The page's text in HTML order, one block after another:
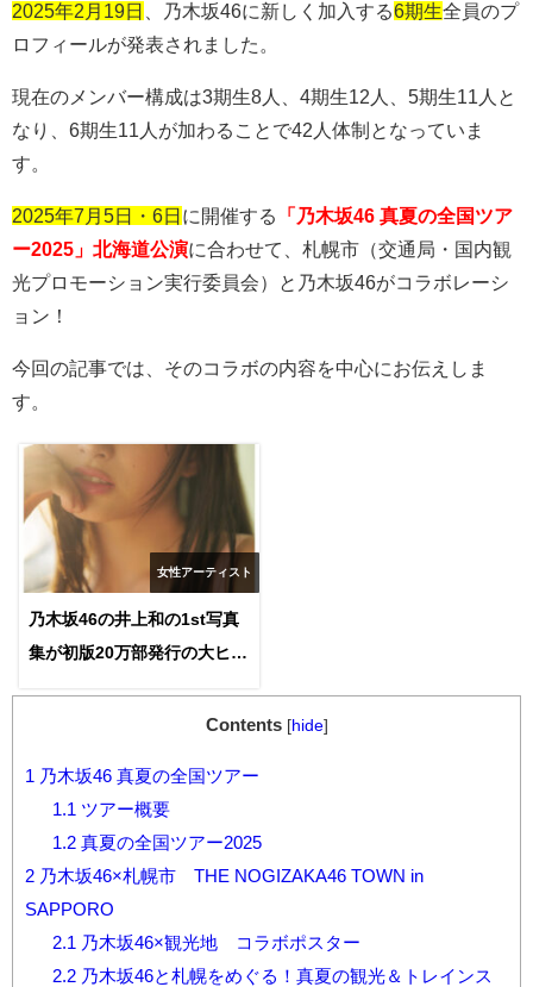
2025年2月19日 、乃木坂46に新しく加入する6期生全員のプ
ロフィールが発表されました。
現在のメンバー構成は3期生8 人、 4期生12 人、 5期生11 人と
なり、 6期生11 人が加わることで42 人体制となっていま
す。
2025年7月5日・6日 に開催する
「乃木坂46 真夏の全国ツア
ー2025」 北海道公演に合わせて、札幌市（交通局・国内観
光プロモーション実行委員会）と乃木坂46がコラボレーシ
ョン！
今回の記事では、そのコラボの内容を中心にお伝えしま
す。
女性アーティスト
乃木坂46の井上和の1st写真
集が初版20万部発行の大ヒッ
Contents [hide]
1 乃木坂46 真夏の全国ツアー
1.1 ツアー概要
1.2真夏の全国ツアー2025
2 乃木坂46×札幌市 THE NOGIZAKA46 TOWN in
SAPPORO
2.1 乃木坂46×観光地 コラボポスター
2.2乃木坂46と札幌をめぐる！真夏の観光＆トレインス